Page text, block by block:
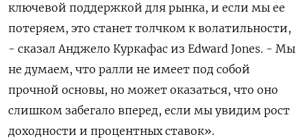
ключевой поддержкой для рынка, и если мы ее
потеряем, это станет толчком к волатильности,
- сказал Анджело Куркафас из Edward Jones. - Мы
не думаем, что ралли не имеет под собой
прочной основы, но может оказаться, что оно
слишком забегало вперед, если мы увидим рост
доходности и процентных ставок».